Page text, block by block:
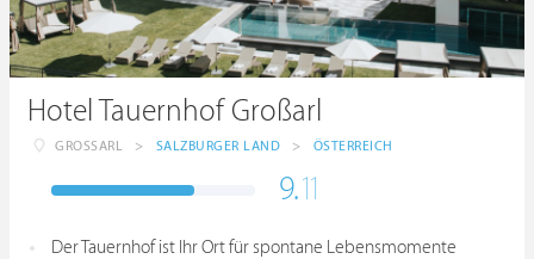
Hotel Tauernhof Großarl
GROSSARL > SALZBURGER LAND > ÖSTERREICH
9.11
Der Tauernhof ist Ihr Ort für spontane Lebensmomente